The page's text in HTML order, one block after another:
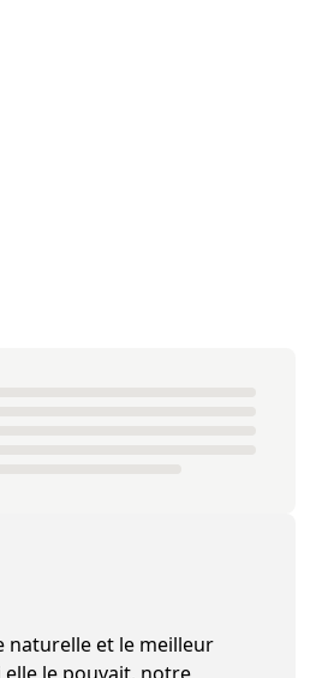
naturelle et le meilleur